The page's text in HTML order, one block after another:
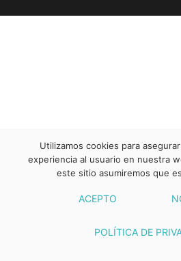
Utilizamos cookies para
experiencia al usuario en nuestra
este sitio asumiremos que
ACEPTO
POLÍTICA DE